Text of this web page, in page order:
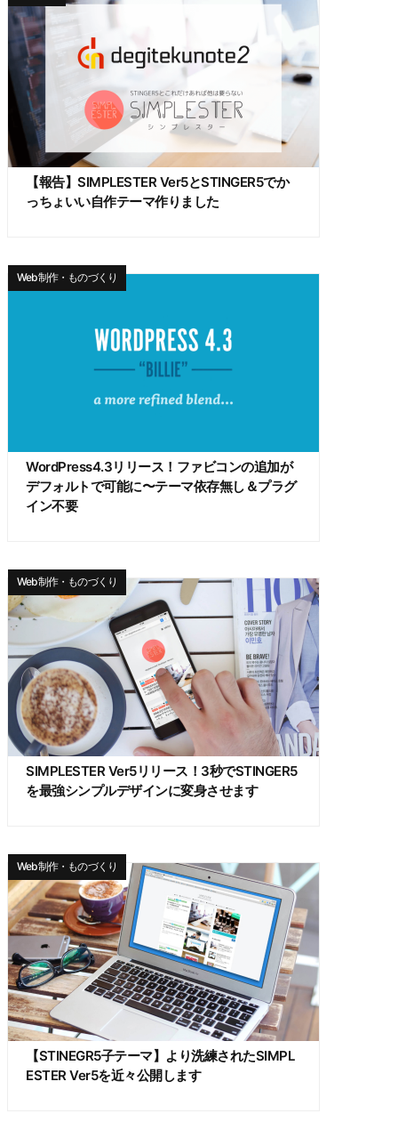
【報告】SIMPLESTER Ver5とSTINGER5でか
っちょいい自作テーマ作りました
WordPress4.3リリース！ファビコンの追加が
デフォルトで可能に〜テーマ依存無し＆プラグ
イン不要
Web制作・ものづくり
SIMPLESTER Ver5リリース！3秒でSTINGER5
を最強シンプルデザインに変身させます
Web制作・ものづくり
【STINEGR5子テーマ】より洗練されたSIMPL
ESTER Ver5を近々公開します
Web制作・ものづくり